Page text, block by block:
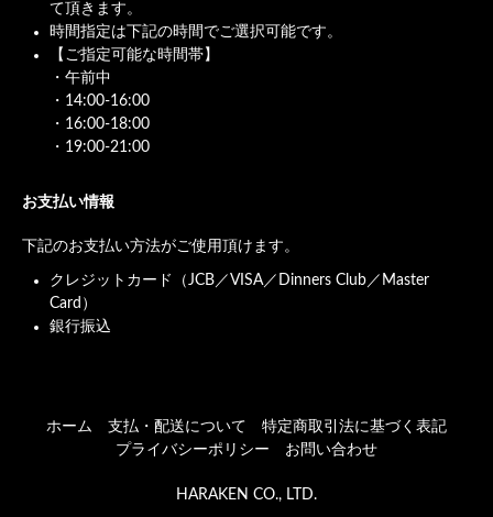
て頂きます。
時間指定は下記の時間でご選択可能です。
【ご指定可能な時間帯】
・午前中
・14:00-16:00
・16:00-18:00
・19:00-21:00
お支払い情報
下記のお支払い方法がご使用頂けます。
クレジットカード（JCB／VISA／Dinners Club／Master
Card）
銀行振込
ホーム 支払・配送について
特定商取引法に基づく表記
プライバシーポリシー
お問い合わせ
HARAKEN CO., LTD.